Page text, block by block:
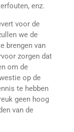
enz.
voor de
we de
brengen van
zorgen dat
om de
op de
te hebben
geen hoog
van de